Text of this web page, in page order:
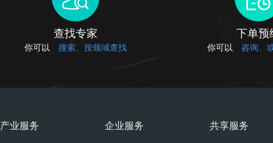
查找专家
你可以 搜索、按领域查找
下单预
你可以 咨询、
产业服务 企业服务 共享服务